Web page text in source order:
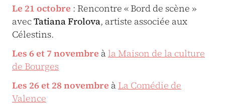
Le 21 octobre : Rencontre « Bord de scène »
avecTatiana Frolova, artiste associée aux
Célestins.
Les 6 et 7 novembre àla Maison de la culture
de Bourges
Les 26 et 28 novembre à La Comédie de
Valence